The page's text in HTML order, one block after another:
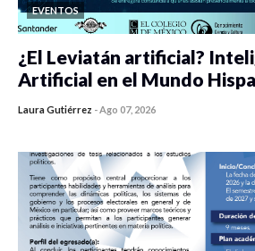
EVENTOS
¿El Leviatán artificial?
Artificial en el Mundo
Laura Gutiérrez -Ago 07, 2026